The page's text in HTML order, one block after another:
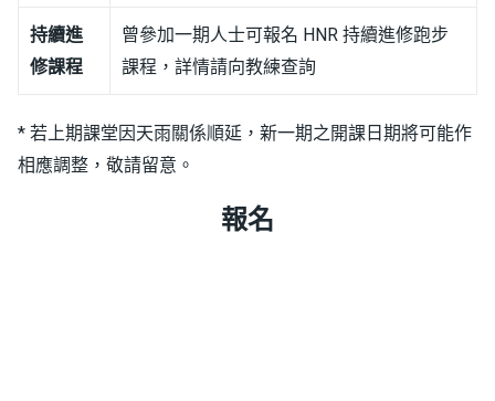
持續進
修課程
曾參加一期人士可報名 HNR 持續進修跑步
課程，詳情請向教練查詢
* 若上期課堂因天雨關係順延，新一期之開課日期將可能作
相應調整，敬請留意。
報名